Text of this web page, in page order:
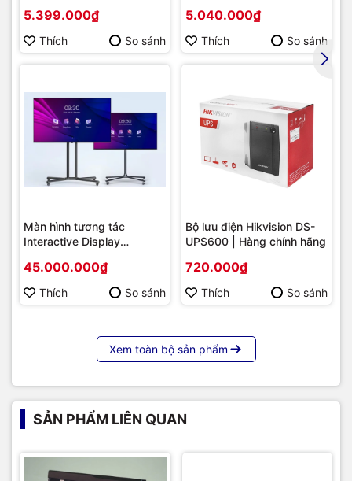
Socket AM4/ VGA
onboard)
5.399.000₫
Thích So sánh
5.040.000₫
Thích So sánh
Màn hình tương tác
Interactive Display
86 | Cấu hình cao cấp |
Hàng chính hãng
45.000.000₫
Thích So sánh
Bộ lưu điện Hikvision DS-
UPS600 | Hàng chính hãng
720.000₫
Thích So sánh
Xem toàn bộ sản phẩm
SẢN PHẨM LIÊN QUAN